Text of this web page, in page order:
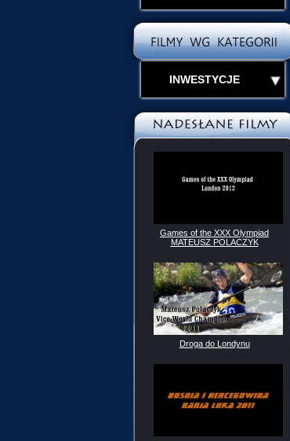
INWESTYCJE
Games of the XXX Olympiad
MATEUSZ POLACZYK
Droga do Londynu